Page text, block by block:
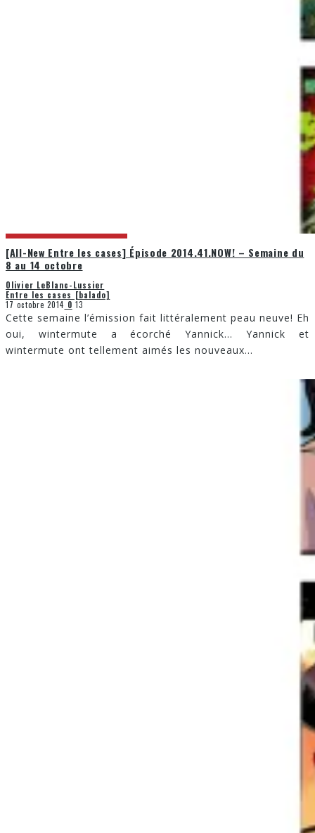
[All-New Entre les cases] Épisode 2014.41.NOW! – Semaine du
8 au 14 octobre
Olivier LeBlanc-Lussier
Entre les cases [balado]
17 octobre 2014 0 13
Cette semaine l’émission fait littéralement peau neuve! Eh
oui, wintermute a écorché Yannick… Yannick et
wintermute ont tellement aimés les nouveaux...